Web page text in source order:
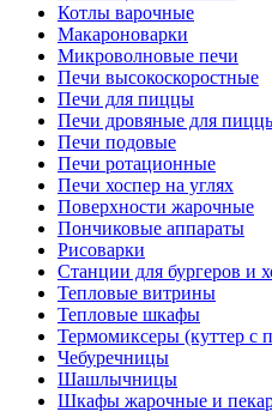
Котлы варочные
Макароноварки
Микроволновые печи
Печи высокоскоростные
Печи для пиццы
Печи дровяные для
Печи подовые
Печи ротационные
Печи хоспер на углях
Поверхности жарочные
Пончиковые аппараты
Рисоварки
Станции для бургеров и
Тепловые витрины
Тепловые шкафы
Термомиксеры (куттер с
Чебуречницы
Шашлычницы
Шкафы жарочные и